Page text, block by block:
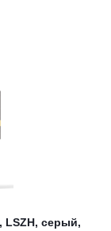
LSZH, серый,